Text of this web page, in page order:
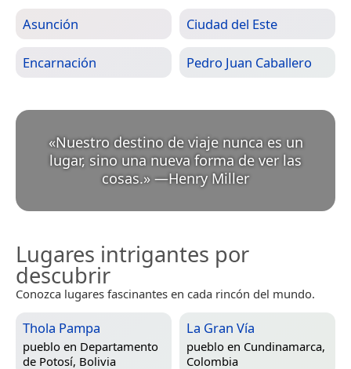
Asunción Ciudad del Este
Encarnación Pedro Juan Caballero
«Nuestro destino de viaje nunca es un
lugar, sino una nueva forma de ver las
cosas.» —Henry Miller
Lugares intrigantes por
descubrir
Conozca lugares fascinantes en cada rincón del mundo.
Thola Pampa
pueblo en Departamento
de Potosí, Bolivia
La Gran Vía
pueblo en Cundinamarca,
Colombia